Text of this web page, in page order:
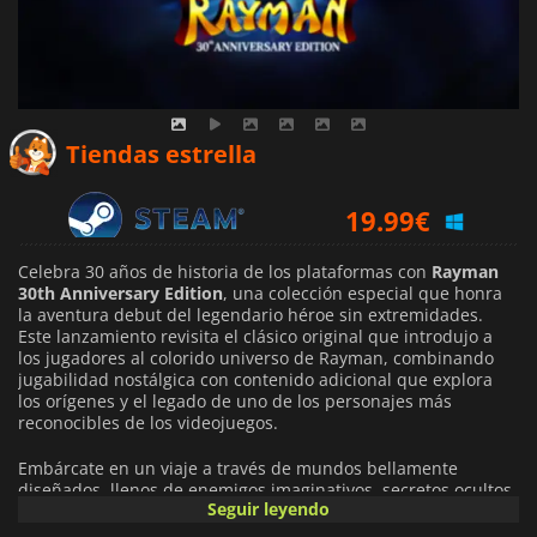
Tiendas estrella
19.99€
29.90€
Celebra 30 años de historia de los plataformas con Rayman
30th Anniversary Edition, una colección especial que honra
la aventura debut del legendario héroe sin extremidades.
Este lanzamiento revisita el clásico original que introdujo a
los jugadores al colorido universo de Rayman, combinando
jugabilidad nostálgica con contenido adicional que explora
los orígenes y el legado de uno de los personajes más
reconocibles de los videojuegos.
Embárcate en un viaje a través de mundos bellamente
diseñados, llenos de enemigos imaginativos, secretos ocultos
y desafiantes plataformas. Desde bosques frondosos hasta
Seguir leyendo